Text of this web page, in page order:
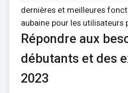
dernières et meilleures
aubaine pour les utilisateurs
Répondre aux
débutants et des
2023